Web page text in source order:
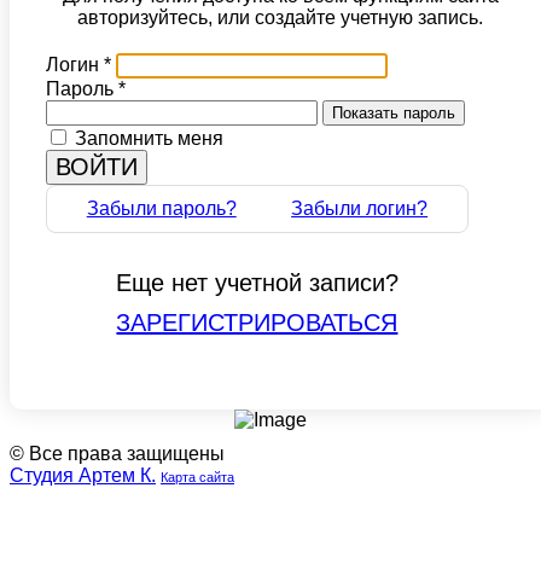
авторизуйтесь, или создайте учетную запись.
Логин *
Пароль *
Показать пароль
Запомнить меня
ВОЙТИ
Забыли пароль? Забыли логин?
Еще нет учетной записи?
ЗАРЕГИСТРИРОВАТЬСЯ
© Все права защищены
Студия Артем К. Карта сайта